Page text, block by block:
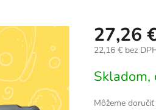
27,26
22,16 € bez
cena:
Skladom,
Môžeme